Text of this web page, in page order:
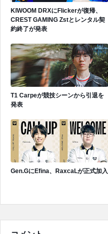
KIWOOM DRXにFlickerが復帰、
CREST GAMING Zstとレンタル契
約終了が発表
T1 Carpeが競技シーンから引退を
発表
Gen.GにEfina、RaxcaLが正式加入